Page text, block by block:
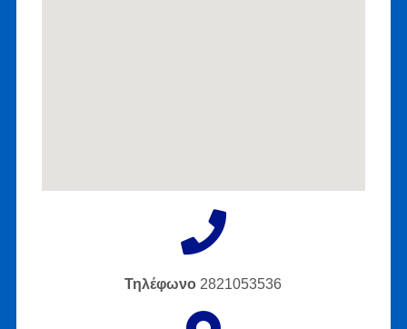
Τηλέφωνο 2821053536